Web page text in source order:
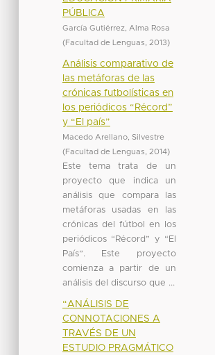
PÚBLICA
García Gutiérrez, Alma Rosa
(Facultad de Lenguas 2013)
Análisis comparativo de
las metáforas de las
crónicas futbolísticas en
los periódicos “Récord”
y “El país”
Macedo Arellano, Silvestre
(Facultad de Lenguas 2014)
Este tema trata de un
proyecto que indica un
análisis que compara las
metáforas usadas en las
crónicas del fútbol en los
periódicos “Récord” y “El
País”. Este proyecto
comienza a partir de un
análisis del discurso que ...
“ANÁLISIS DE
CONNOTACIONES A
TRAVÉS DE UN
ESTUDIO PRAGMÁTICO